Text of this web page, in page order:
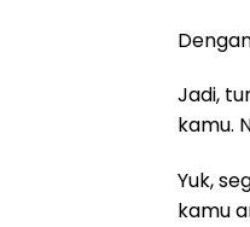
Jadi,
kamu.
Yuk,
kamu